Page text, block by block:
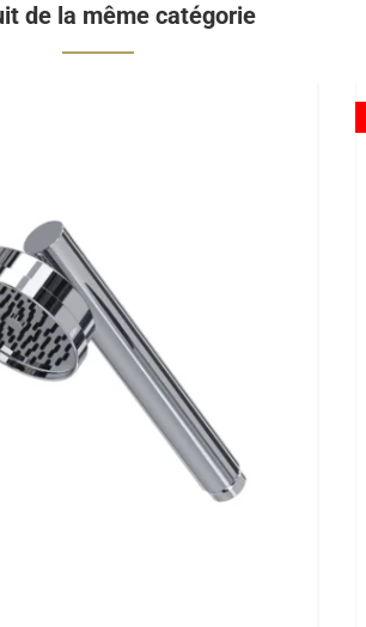
de la même catégorie